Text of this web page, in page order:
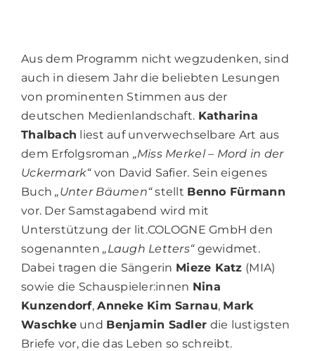
Aus dem Programm nicht wegzudenken, sind
auch in diesem Jahr die beliebten Lesungen
von prominenten Stimmen aus der
deutschen Medienlandschaft. Katharina
Thalbach liest auf unverwechselbare Art aus
dem Erfolgsroman „Miss Merkel – Mord in der
Uckermark“von David Safier. Sein eigenes
Buch„Unter Bäumen“stellt Benno Fürmann
vor. Der Samstagabend wird mit
Unterstützung der lit.COLOGNE GmbH den
sogenannten„Laugh Letters“gewidmet.
Dabei tragen die Sängerin Mieze Katz (MIA)
sowie die Schauspieler:innen Nina
Kunzendorf,Anneke Kim Sarnau, Mark
Waschkeund Benjamin Sadler die lustigsten
Briefe vor, die das Leben so schreibt.